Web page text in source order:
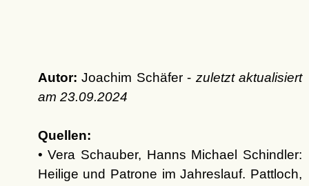
Autor: Joachim Schäfer - zuletzt aktualisiert
am 23.09.2024
Quellen:
• Vera Schauber, Hanns Michael Schindler:
Heilige und Patrone im Jahreslauf. Pattloch,